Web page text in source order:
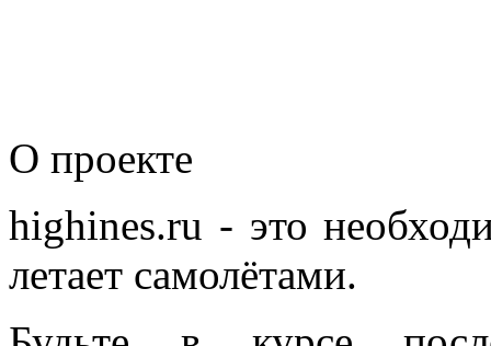
О проекте
highines.ru - это
летает самолётами.